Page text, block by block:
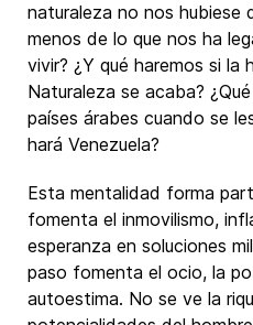
naturaleza no nos hubiese
menos de lo que nos ha
vivir? ¿Y qué haremos si la
Naturaleza se acaba?
países árabes cuando se
hará Venezuela?
Esta mentalidad forma
fomenta el inmovilismo,
esperanza en soluciones
paso fomenta el ocio, la
autoestima. No se ve la